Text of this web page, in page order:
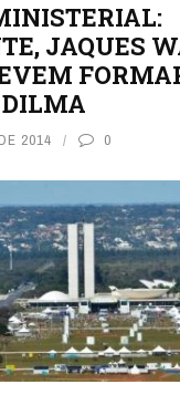
JAQUES
DILMA
2014 0